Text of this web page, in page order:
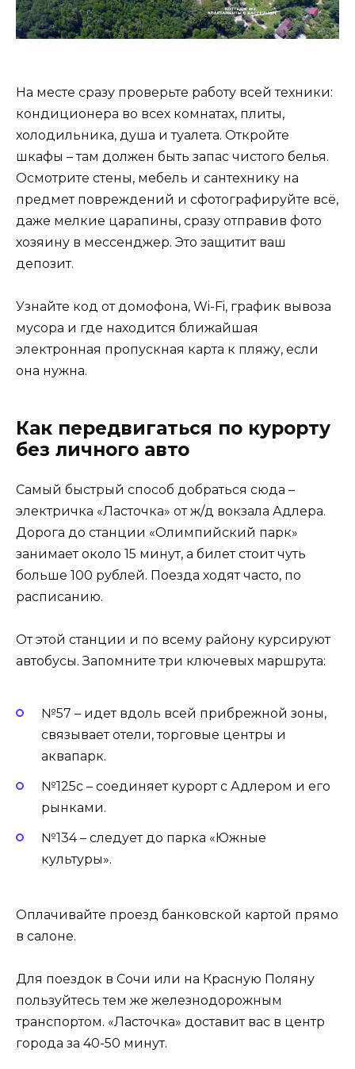
На месте сразу проверьте работу всей техники:
кондиционера во всех комнатах, плиты,
холодильника, душа и туалета. Откройте
шкафы – там должен быть запас чистого белья.
Осмотрите стены, мебель и сантехнику на
предмет повреждений и сфотографируйте всё,
даже мелкие царапины, сразу отправив фото
хозяину в мессенджер. Это защитит ваш
депозит.
Узнайте код от домофона, Wi-Fi, график вывоза
мусора и где находится ближайшая
электронная пропускная карта к пляжу, если
она нужна.
Как передвигаться по курорту
без личного авто
Самый быстрый способ добраться сюда –
электричка «Ласточка» от ж/д вокзала Адлера.
Дорога до станции «Олимпийский парк»
занимает около 15 минут, а билет стоит чуть
больше 100 рублей. Поезда ходят часто, по
расписанию.
От этой станции и по всему району курсируют
автобусы. Запомните три ключевых маршрута:
№57 – идет вдоль всей прибрежной зоны,
связывает отели, торговые центры и
аквапарк.
№125с – соединяет курорт с Адлером и его
рынками.
№134 – следует до парка «Южные
культуры».
Оплачивайте проезд банковской картой прямо
в салоне.
Для поездок в Сочи или на Красную Поляну
пользуйтесь тем же железнодорожным
транспортом. «Ласточка» доставит вас в центр
города за 40-50 минут.